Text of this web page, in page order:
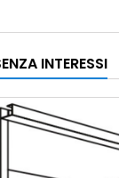
INTERESSI